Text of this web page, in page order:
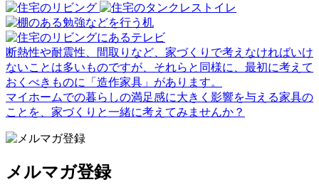
断熱性や耐震性、間取りなど、家づくりで考えなければいけ
ないことは多いものですが、それらと同様に、最初に考えて
おくべきものに「造作家具」があります。
マイホームでの暮らしの満足感に大きく影響を与える家具の
ことを、家づくりと一緒に考えてみませんか？
メルマガ登録